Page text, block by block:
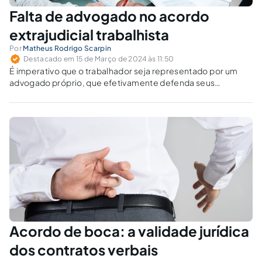
Falta de advogado no acordo
extrajudicial trabalhista
Por Matheus Rodrigo Scarpin
Destacado em 15 de Março de 2024 às 11:50
É imperativo que o trabalhador seja representado por um
advogado próprio, que efetivamente defenda seus
Acordo de boca: a validade jurídica
dos contratos verbais